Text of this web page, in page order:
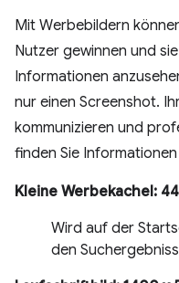
Mit Werbebildern
Nutzer gewinnen und
Informationen
nur einen Screenshot.
kommunizieren und
finden Sie
Kleine Werbekachel:
Wird auf der
den